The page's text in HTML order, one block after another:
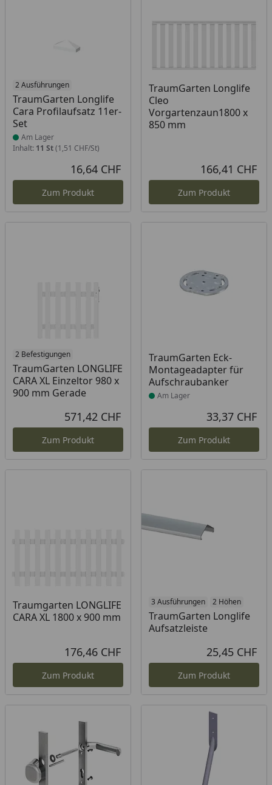
2 Ausführungen
TraumGarten Longlife
Cara Profilaufsatz 11er-
Set
Produkt am Lager
Am Lager
Inhalt: 11 St(1,51 CHF/St)
16,64 CHF
Zum Produkt
TraumGarten Longlife
Cleo
Vorgartenzaun1800 x
850 mm
166,41 CHF
Zum Produkt
2 Befestigungen
TraumGarten LONGLIFE
CARA XL Einzeltor 980 x
900 mm Gerade
571,42 CHF
Zum Produkt
TraumGarten Eck-
Montageadapter für
Aufschraubanker
Produkt am Lager
Am Lager
33,37 CHF
Zum Produkt
Traumgarten LONGLIFE
CARA XL 1800 x 900 mm
176,46 CHF
Zum Produkt
3 Ausführungen 2 Höhen
TraumGarten Longlife
Aufsatzleiste
25,45 CHF
Zum Produkt